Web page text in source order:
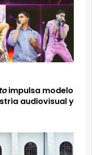
impulsa modelo
audiovisual y